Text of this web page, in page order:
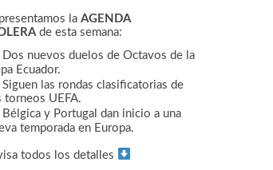
la AGENDA
de esta semana:
Dos nuevos duelos de Octavos de la
Ecuador.
Siguen las rondas clasificatorias de
torneos UEFA.
Bélgica y Portugal dan inicio a una
temporada en Europa.
todos los detalles